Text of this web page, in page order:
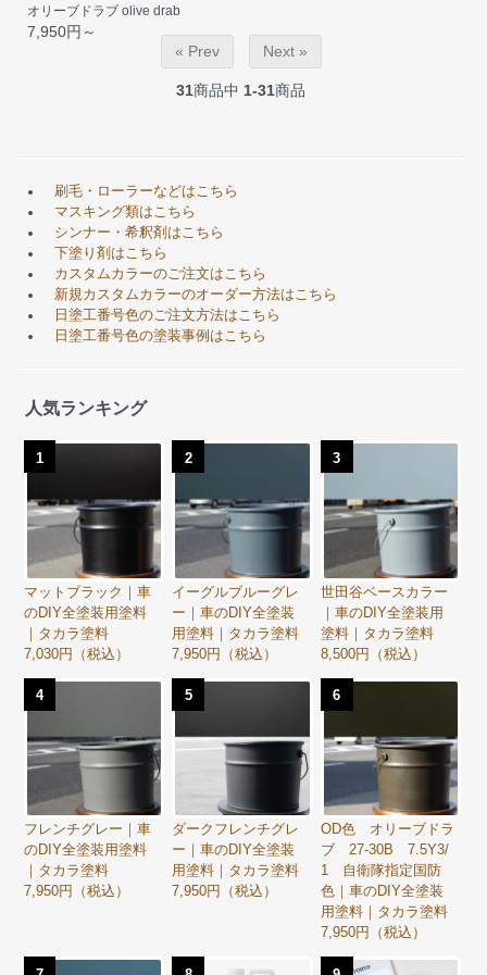
オリーブドラブ olive drab
7,950円～
« Prev
Next »
31商品中 1-31商品
刷毛・ローラーなどはこちら
マスキング類はこちら
シンナー・希釈剤はこちら
下塗り剤はこちら
カスタムカラーのご注文はこちら
新規カスタムカラーのオーダー方法はこちら
日塗工番号色のご注文方法はこちら
日塗工番号色の塗装事例はこちら
人気ランキング
1
マットブラック｜車
のDIY全塗装用塗料
｜タカラ塗料
7,030円（税込）
2
イーグルブルーグレ
ー｜車のDIY全塗装
用塗料｜タカラ塗料
7,950円（税込）
3
世田谷ベースカラー
｜車のDIY全塗装用
塗料｜タカラ塗料
8,500円（税込）
4
フレンチグレー｜車
のDIY全塗装用塗料
｜タカラ塗料
7,950円（税込）
5
ダークフレンチグレ
ー｜車のDIY全塗装
用塗料｜タカラ塗料
7,950円（税込）
6
OD色 オリーブドラ
ブ 27-30B 7.5Y3/
1 自衛隊指定国防
色｜車のDIY全塗装
用塗料｜タカラ塗料
7,950円（税込）